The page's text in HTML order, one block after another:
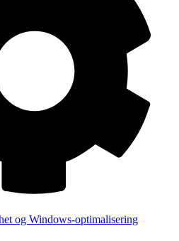
og Windows-optimalisering